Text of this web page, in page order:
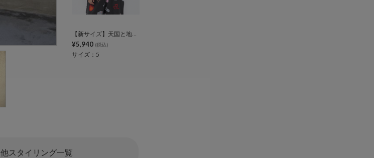
【新サイズ】天国と地獄総柄スウェット
¥5,940 (税込)
サイズ：5
他スタイリング一覧